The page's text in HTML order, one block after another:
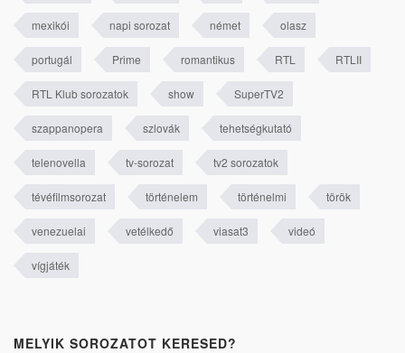
mexikói napi sorozat német olasz
portugál Prime romantikus RTL RTLII
RTL Klub sorozatok show SuperTV2
szappanopera szlovák tehetségkutató
telenovella tv-sorozat tv2 sorozatok
tévéfilmsorozat történelem történelmi török
venezuelai vetélkedő viasat3 videó
vígjáték
MELYIK SOROZATOT KERESED?